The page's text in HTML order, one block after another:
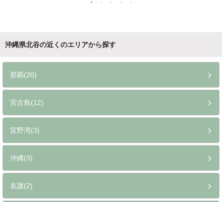
沖縄県北谷の近くのエリアから探す
那覇(20)
宮古島(12)
宜野湾(3)
沖縄(3)
名護(2)